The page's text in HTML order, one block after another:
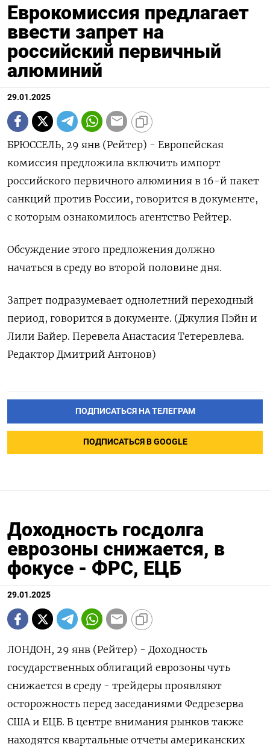
Еврокомиссия предлагает
ввести запрет на
российский первичный
алюминий
29.01.2025
БРЮССЕЛЬ, 29 янв (Рейтер) - Европейская
комиссия предложила включить импорт
российского первичного алюминия в 16-й пакет
санкций против России, говорится в документе,
с которым ознакомилось агентство Рейтер.
Обсуждение этого предложения должно
начаться в среду во второй половине дня.
Запрет подразумевает однолетний переходный
период, говорится в документе. (Джулия Пэйн и
Лили Байер. Перевела Анастасия Тетеревлева.
Редактор Дмитрий Антонов)
ПОДПИСАТЬСЯ НА ТЕЛЕГРАМ
ПОДПИСАТЬСЯ В GOOGLE
Доходность госдолга
еврозоны снижается, в
фокусе - ФРС, ЕЦБ
29.01.2025
ЛОНДОН, 29 янв (Рейтер) - Доходность
государственных облигаций еврозоны чуть
снижается в среду - трейдеры проявляют
осторожность перед заседаниями Федрезерва
США и ЕЦБ. В центре внимания рынков также
находятся квартальные отчеты американских